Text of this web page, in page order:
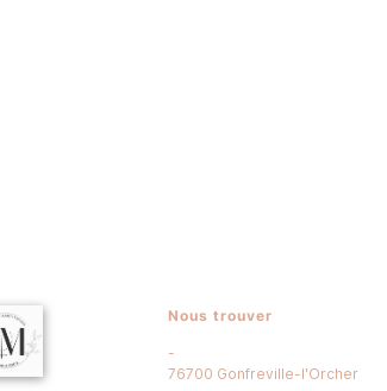
Nous trouver
-
76700 Gonfreville-l'Orcher